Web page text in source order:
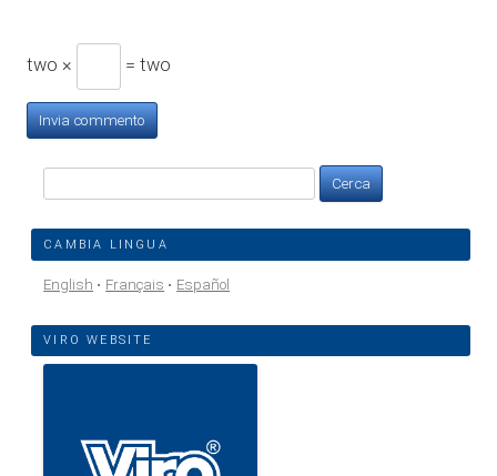
two × = two
per:
CAMBIA LINGUA
English Français Español
VIRO WEBSITE